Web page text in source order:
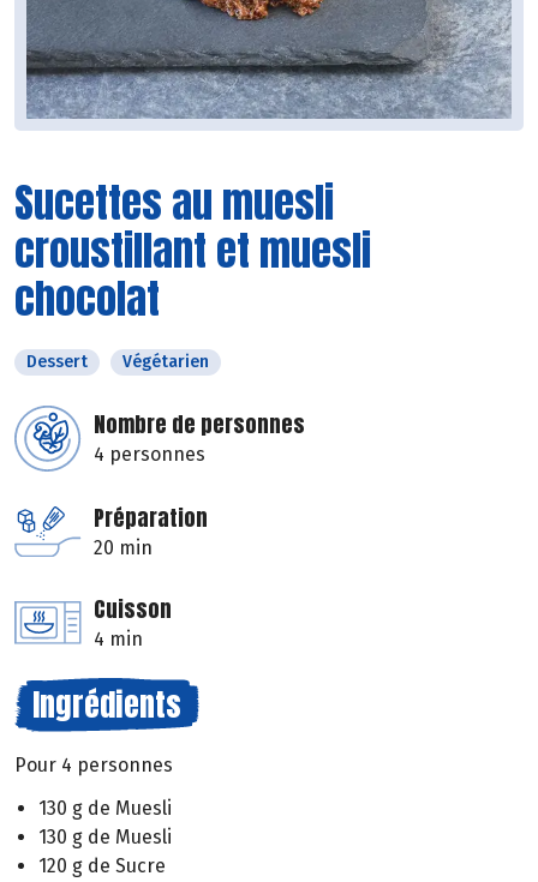
Sucettes au muesli
croustillant et muesli
chocolat
Dessert Végétarien
Nombre de personnes
4 personnes
Préparation
20 min
Cuisson
4 min
Ingrédients
Pour 4 personnes
130 g de Muesli
130 g de Muesli
120 g de Sucre